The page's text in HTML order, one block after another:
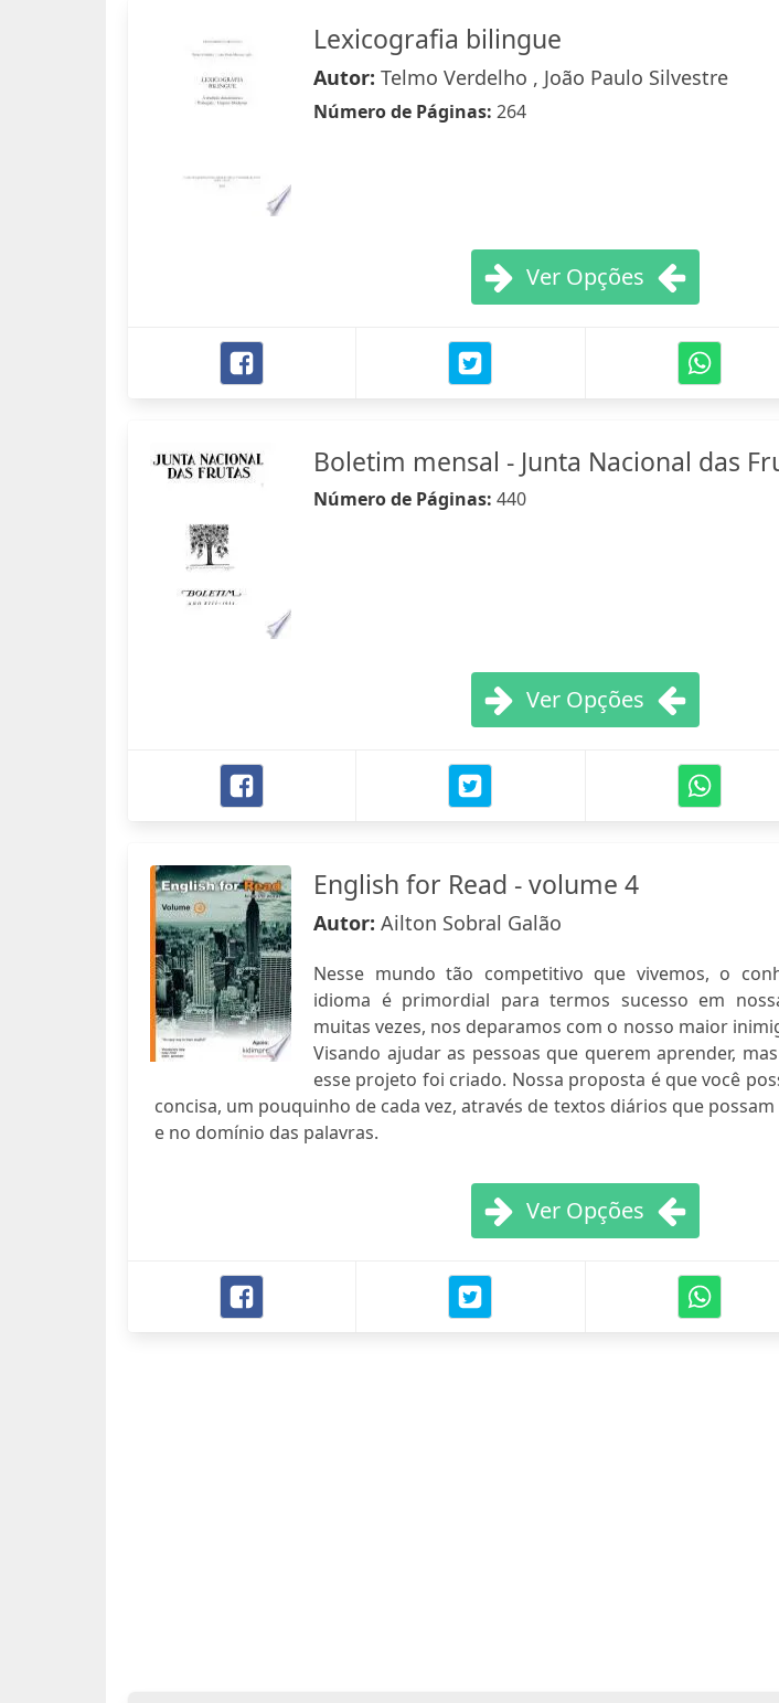
Lexicografia bilingue
Autor: Telmo Verdelho , João Paulo Silvestre
Número de Páginas: 264
Ver Opções
Boletim mensal - Junta Nacional das
Número de Páginas: 440
Ver Opções
English for Read - volume 4
Autor: Ailton Sobral Galão
Nesse mundo tão competitivo que vivemos, o
idioma é primordial para termos sucesso em
muitas vezes, nos deparamos com o nosso maior
Visando ajudar as pessoas que querem aprender,
esse projeto foi criado. Nossa proposta é que você
concisa, um pouquinho de cada vez, através de textos diários que
e no domínio das palavras.
Ver Opções